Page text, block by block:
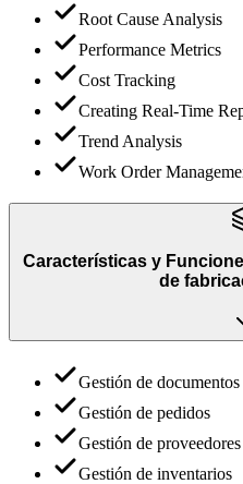
Root Cause Analysis
Performance Metrics
Cost Tracking
Creating Real-Time
Trend Analysis
Work Order
Características y
de
Gestión de documentos
Gestión de pedidos
Gestión de proveedores
Gestión de inventarios